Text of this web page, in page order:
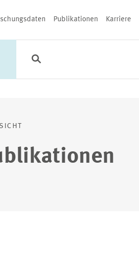
Publikationen Karriere
Kategorien
Schließen